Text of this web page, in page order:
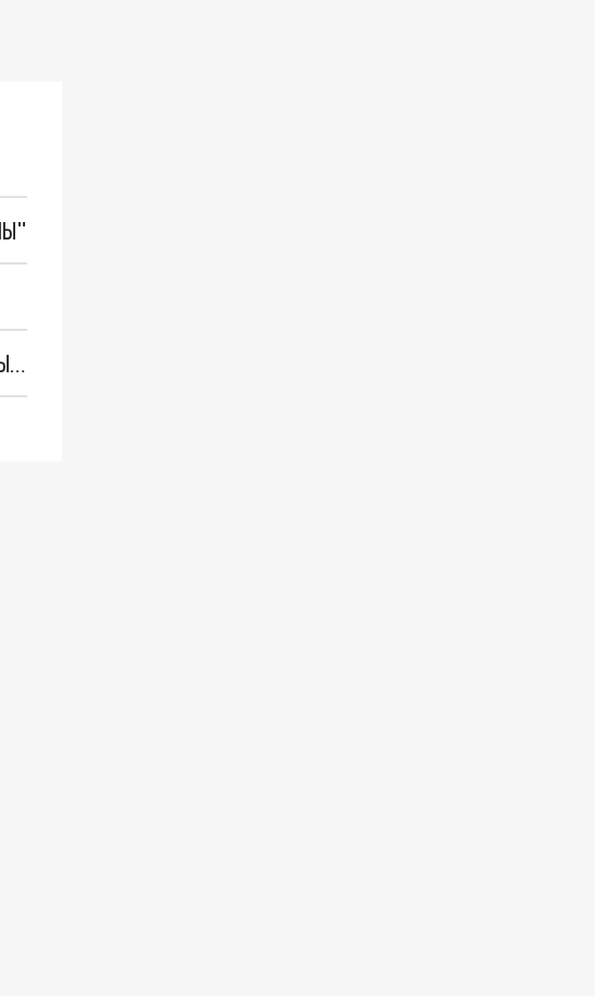
"МЫ ВАС ЗАСТАВИМ": ЖУТКИЕ ДЕТАЛИ ОХОТЫ НА ГЕНЕРАЛА. ЗЕЛЕНСКИЙ ОБЪЯСНИЛ ГЛАВНЫЙ СМЫСЛ ТЕРАКТА В ЦЕНТРЕ МОСКВЫ